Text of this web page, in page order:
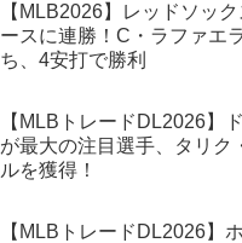
【MLB2026】レッドソッ
ースに連勝！C・ラファエ
ち、4安打で勝利
【MLBトレードDL2026】
が最大の注目選手、タリク
ルを獲得！
【MLBトレードDL2026】